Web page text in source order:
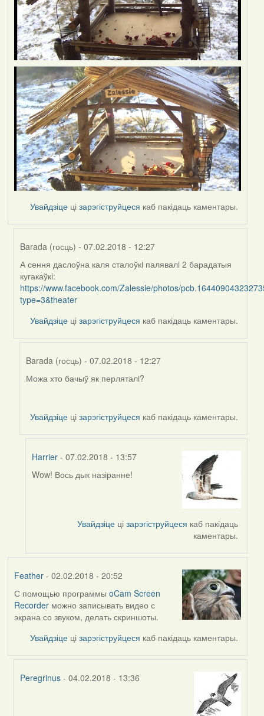
Увайдзіце цізарэгіструйцеся каб пакідаць каментары.
Barada (госць) - 07.02.2018 - 12:27
In
reply
to
by
Harrier
А сення даслоўна каля сталоўкi палявалi 2 барадатыя
кугакаўкi:
https://www.facebook.com/Zalessie/photos/
type=3&theater
Увайдзіце цізарэгіструйцеся каб пакідаць каментары.
Barada (госць) - 07.02.2018 - 12:27
In
by
(госць)
Можа хто бачыў як перляталi?
Увайдзіце цізарэгіструйцеся каб пакідаць каментары.
Harrier- 07.02.2018 - 13:57
In
Wow! Вось дык назіранне!
Увайдзіце цізарэгіструйцеся каб пакідаць
каментары.
Feather- 02.02.2018 - 20:52
С помощью программы oCam Screen
Recorderможно записывать видео с
экрана со звуком, делать скриншоты.
Увайдзіце цізарэгіструйцеся каб пакідаць каментары.
Peregrinus - 04.02.2018 - 13:36